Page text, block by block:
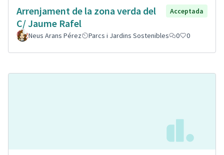
Arrenjament de la zona verda del
C/ Jaume Rafel
Acceptada
Neus Arans Pérez Parcs i Jardins Sostenibles 0 0